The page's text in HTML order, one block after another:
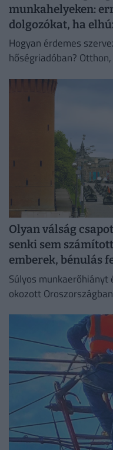
munkahelyeken:
dolgozókat, ha
Hogyan érdemes
hőségriadóban?
irodaházban, ahol a
Olyan válság
senki sem
emberek, bénulás
Súlyos
okozott